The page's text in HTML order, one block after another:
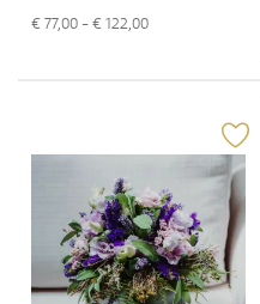
€ 77,00 - € 122,00